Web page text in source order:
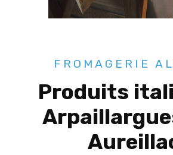
FROMAGERIE
produits italiens à